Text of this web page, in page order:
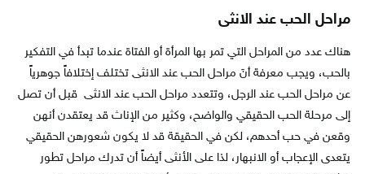
مراحل الحب عند الانثى
هناك عدد من المراحل التي تمر بها المرأة أو الفتاة عندما تبدأ في التفكير
بالحب، ويجب معرفة أنَ مراحل الحب عند الانثى تختلف إختلافاً جوهرياً
عن مراحل الحب عند الرجل، وتتعدد مراحل الحب عند الانثى قبل أن تصل
إلى مرحلة الحب الحقيقي والواضح، وكثير من الإناث قد يعتقدن أنهن
وقعن في حب أحدهم، لكن في الحقيقة قد لا يكون شعورهن الحقيقي
يتعدى الإعجاب أو الانبهار، لذا على الأنثى أيضاً أن تدرك مراحل تطور